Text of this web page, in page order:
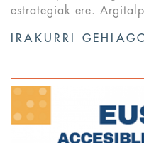
estrategiak ere.
IRAKURRI